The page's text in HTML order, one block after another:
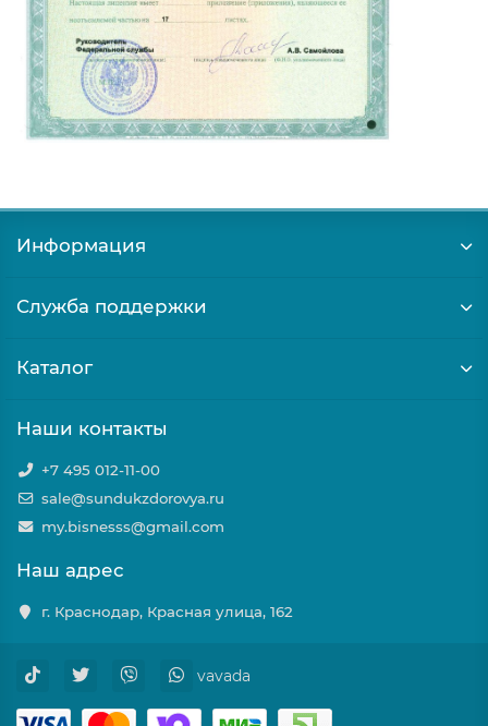
Информация
Служба поддержки
Каталог
Наши контакты
+7 495 012-11-00
sale@sundukzdorovya.ru
my.bisnesss@gmail.com
Наш адрес
г. Краснодар, Красная улица, 162
vavada